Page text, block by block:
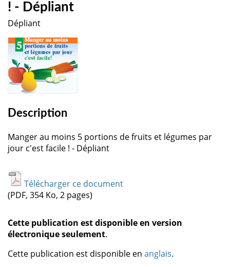
! - Dépliant
Dépliant
Description
Manger au moins 5 portions de fruits et légumes par
jour c'est facile ! - Dépliant
Télécharger ce document
(PDF, 354 Ko, 2 pages)
Cette publication est disponible en version
électronique seulement.
Cette publication est disponible en anglais.